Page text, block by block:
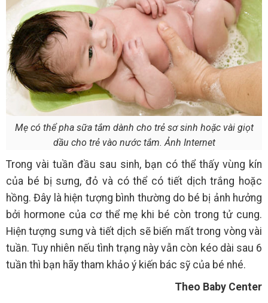
Mẹ có thể pha sữa tắm dành cho trẻ sơ sinh hoặc vài giọt
dầu cho trẻ vào nước tắm. Ảnh Internet
Trong vài tuần đầu sau sinh, bạn có thể thấy vùng kín
của bé bị sưng, đỏ và có thể có tiết dịch trắng hoặc
hồng. Đây là hiện tượng bình thường do bé bị ảnh hưởng
bởi hormone của cơ thể mẹ khi bé còn trong tử cung.
Hiện tượng sưng và tiết dịch sẽ biến mất trong vòng vài
tuần. Tuy nhiên nếu tình trạng này vẫn còn kéo dài sau 6
tuần thì bạn hãy tham khảo ý kiến bác sỹ của bé nhé.
Theo Baby Center